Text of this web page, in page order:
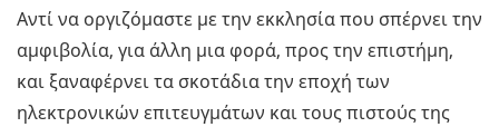
Αντί να οργιζόμαστε με την εκκλησία που σπέρνει την
αμφιβολία, για άλλη μια φορά, προς την επιστήμη,
και ξαναφέρνει τα σκοτάδια την εποχή των
ηλεκτρονικών επιτευγμάτων και τους πιστούς της